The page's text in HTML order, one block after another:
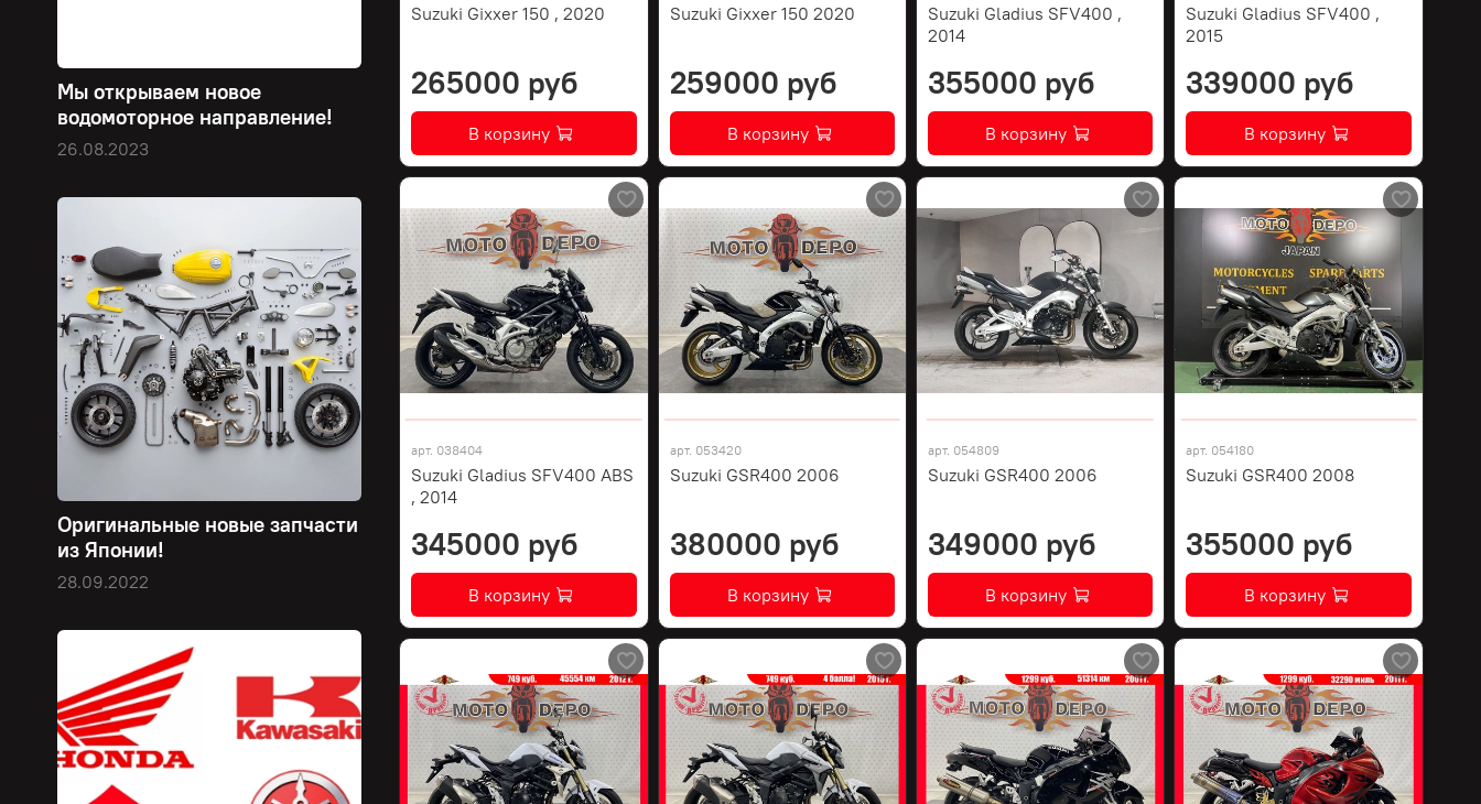
Suzuki Gixxer 150 , 2020
265000 руб
В корзину
Suzuki Gixxer 150 2020
259000 руб
В корзину
Suzuki Gladius SFV400 ,
2014
355000 руб
В корзину
Suzuki Gladius SFV400 ,
2015
339000 руб
В корзину
арт. 038404
Suzuki Gladius SFV400 ABS
, 2014
345000 руб
В корзину
арт. 053420
Suzuki GSR400 2006
380000 руб
В корзину
арт. 054809
Suzuki GSR400 2006
349000 руб
В корзину
арт. 054180
Suzuki GSR400 2008
355000 руб
В корзину
Мы открываем новое
водомоторное направление!
26.08.2023
Оригинальные новые запчасти
из Японии!
28.09.2022